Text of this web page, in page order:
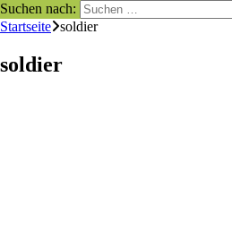
Suchen nach:
Startseite soldier
soldier